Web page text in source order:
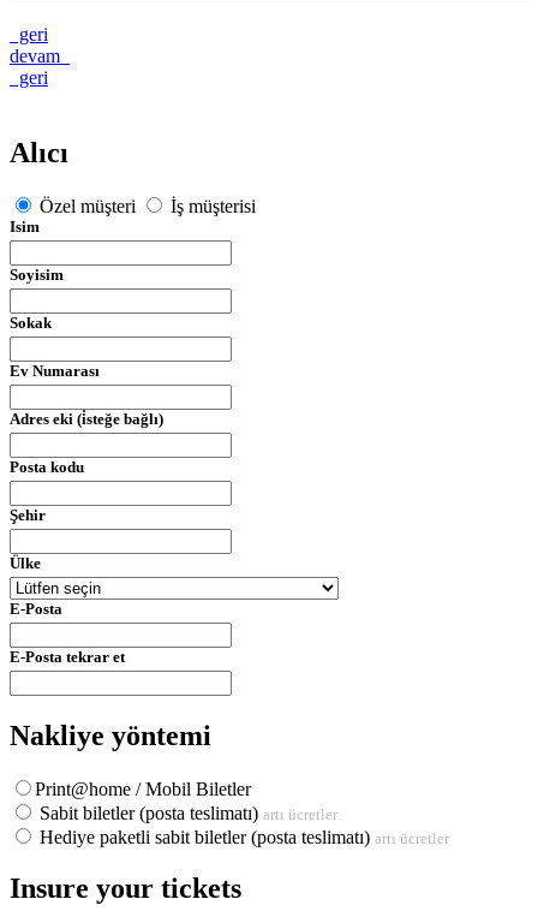
geri
devam
geri
Alıcı
Özel müşteri İş müşterisi
Isim
Soyisim
Sokak
Ev Numarası
Adres eki (i̇steğe bağlı)
Posta kodu
Şehir
Ülke
E-Posta
E-Posta tekrar et
Nakliye yöntemi
Print@home / Mobil Biletler
Sabit biletler (posta teslimatı) artı ücretler
Hediye paketli sabit biletler (posta teslimatı) artı ücretler
Insure your tickets